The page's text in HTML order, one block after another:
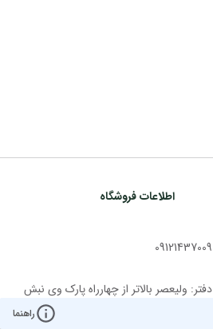
راهنما
اطلاعات فروشگاه
09121437009
دفتر: ولیعصر بالاتر از چهارراه پارک وی نبش
کوچه ملاح ساختمان روشن پ 2943 ط 1